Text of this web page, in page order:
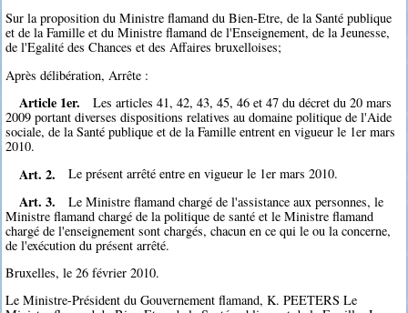
Sur la proposition du Ministre flamand du Bien-Etre, de la Santé publique
et de la Famille et du Ministre flamand de l'Enseignement, de la Jeunesse,
de l'Egalité des Chances et des Affaires bruxelloises;
Après délibération, Arrête :
Article 1er.
Les articles 41, 42, 43, 45, 46 et 47 du décret du 20 mars
2009 portant diverses dispositions relatives au domaine politique de l'Aide
sociale, de la Santé publique et de la Famille entrent en vigueur le 1er mars
2010.
Art. 2. Le présent arrêté entre en vigueur le 1er mars 2010.
Art. 3.
Le Ministre flamand chargé de l'assistance aux personnes, le
Ministre flamand chargé de la politique de santé et le Ministre flamand
chargé de l'enseignement sont chargés, chacun en ce qui le ou la concerne,
de l'exécution du présent arrêté.
Bruxelles, le 26 février 2010.
Le Ministre-Président du Gouvernement flamand, K. PEETERS Le